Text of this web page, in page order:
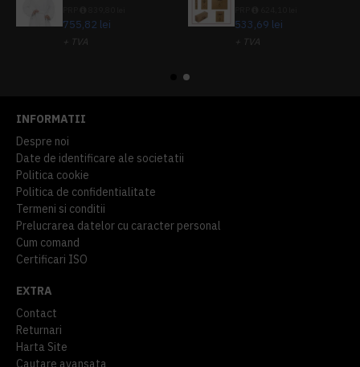
755,82 lei
+ TVA
533,69 lei
+ TVA
INFORMATII
Despre noi
Date de identificare ale societatii
Politica cookie
Politica de confidentialitate
Termeni si conditii
Prelucrarea datelor cu caracter personal
Cum comand
Certificari ISO
EXTRA
Contact
Returnari
Harta Site
Cautare avansata